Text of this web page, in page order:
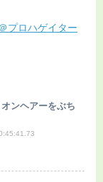
プロハゲイター
ンヘアーをぶち